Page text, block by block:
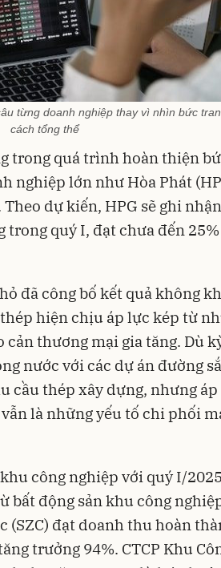
từng doanh nghiệp thay vì nhìn bức
cách tổng thể
trong quá trình hoàn thiện
nghiệp lớn như Hòa Phát
dự kiến, HPG sẽ ghi
trong quý I, đạt chưa đến
đã công bố kết quả không
hiện chịu áp lực kép từ
cản thương mại gia tăng. Dù
nước với các dự án đường
cầu thép xây dựng, nhưng
là những yếu tố chi phối
công nghiệp với quý I/
bất động sản khu công
(SZC) đạt doanh thu hoàn
trưởng 94%. CTCP Khu